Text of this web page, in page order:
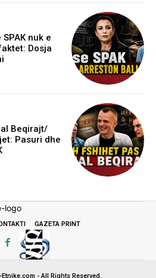
nuk e
Dosja
Beqirajt/
Pasuri dhe
GAZETA PRINT
- All Rights Reserved.